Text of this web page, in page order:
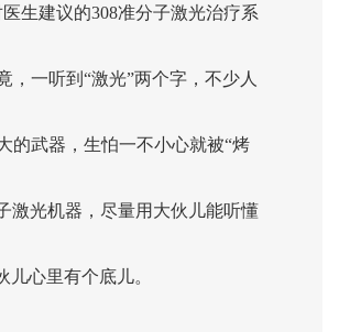
生建议的308准分子激光治疗系
一听到“激光”两个字，不少人
的武器，生怕一不小心就被“烤
激光机器，尽量用大伙儿能听懂
心里有个底儿。